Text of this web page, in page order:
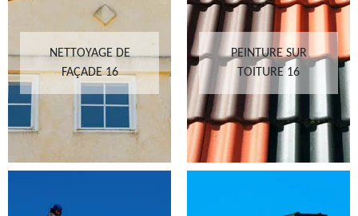
NETTOYAGE DE
FAÇADE 16
PEINTURE SUR
TOITURE 16